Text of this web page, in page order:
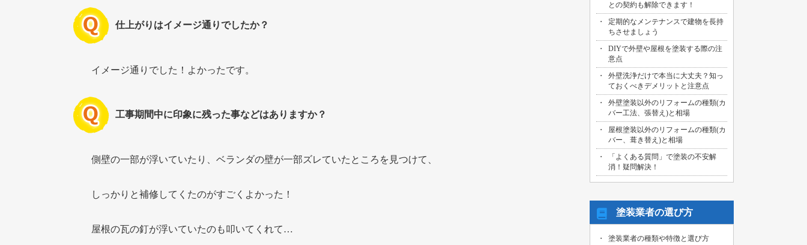
仕上がりはイメージ通りでしたか？
イメージ通りでした！よかったです。
工事期間中に印象に残った事などはありますか？
側壁の一部が浮いていたり、ベランダの壁が一部ズレていたところを見つけて、
しっかりと補修してくたのがすごくよかった！
屋根の瓦の釘が浮いていたのも叩いてくれて…
2026/07/29
名古屋市中川区のお客様より、外壁その
他塗装工事の御見積依頼を頂きました！
2026/07/31
海部郡大治町のお客様より、屋根・外壁
その他塗装工事の御見積依頼を頂きまし
た！
2026/07/30
名古屋市名東区のお客様より、屋上バル
コニー防水工事の御見積依頼を頂きまし
た！
2026/07/29
名古屋市千種区のお客様より、エントラ
ンス雨漏り修繕工事の御見積依頼を頂き
との契約も解除できます！
定期的なメンテナンスで建物を長持
ちさせましょう
DIYで外壁や屋根を塗装する際の注
意点
外壁洗浄だけで本当に大丈夫？知っ
ておくべきデメリットと注意点
外壁塗装以外のリフォームの種類(カ
バー工法、張替え)と相場
屋根塗装以外のリフォームの種類(カ
バー、葺き替え)と相場
「よくある質問」で塗装の不安解
消！疑問解決！
塗装業者の選び方
塗装業者の種類や特徴と選び方